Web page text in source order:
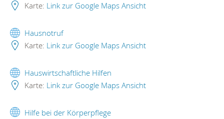
Karte: Link zur Google Maps Ansicht
Hausnotruf
Karte: Link zur Google Maps Ansicht
Hauswirtschaftliche Hilfen
Karte: Link zur Google Maps Ansicht
Hilfe bei der Körperpflege